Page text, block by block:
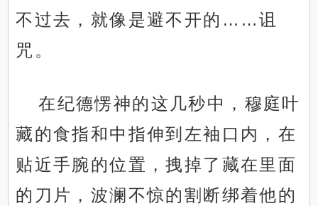
不过去，就像是避不开的……诅
咒。
在纪德愣神的这几秒中，穆庭叶
藏的食指和中指伸到左袖口内，在
贴近手腕的位置，拽掉了藏在里面
的刀片，波澜不惊的割断绑着他的